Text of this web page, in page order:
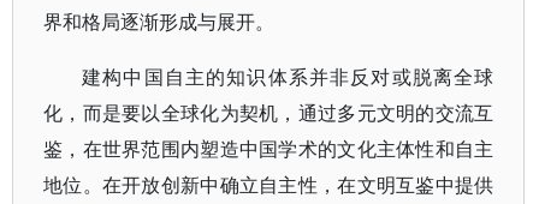
界和格局逐渐形成与展开。
建构中国自主的知识体系并非反对或脱离全球
化，而是要以全球化为契机，通过多元文明的交流互
鉴，在世界范围内塑造中国学术的文化主体性和自主
地位。在开放创新中确立自主性，在文明互鉴中提供